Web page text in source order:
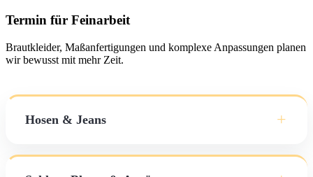
Termin für Feinarbeit
Brautkleider, Maßanfertigungen und komplexe Anpassungen planen
wir bewusst mit mehr Zeit.
Hosen & Jeans +